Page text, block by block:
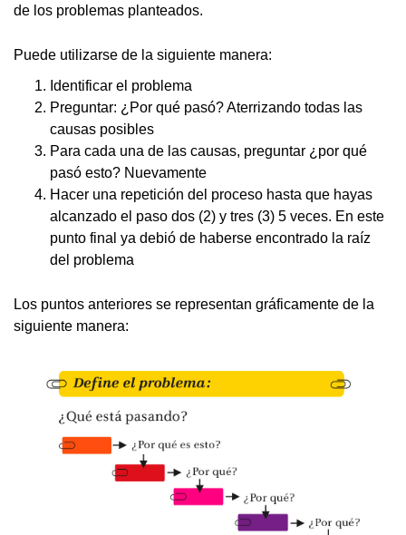
de los problemas planteados.
Puede utilizarse de la siguiente manera:
Identificar el problema
Preguntar: ¿Por qué pasó? Aterrizando todas las
causas posibles
Para cada una de las causas, preguntar ¿por qué
pasó esto? Nuevamente
Hacer una repetición del proceso hasta que hayas
alcanzado el paso dos (2) y tres (3) 5 veces. En este
punto final ya debió de haberse encontrado la raíz
del problema
Los puntos anteriores se representan gráficamente de la
siguiente manera: